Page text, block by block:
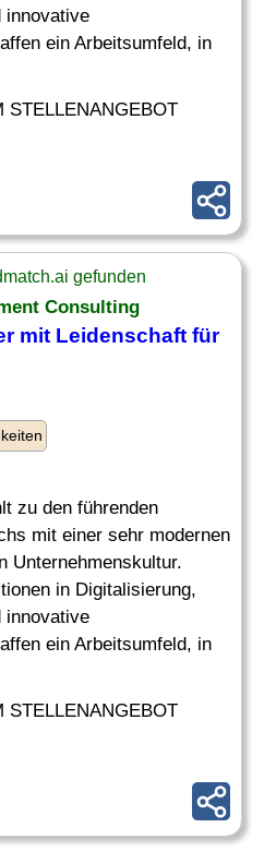
innovative
ein Arbeitsumfeld, in
STELLENANGEBOT
gefunden
Consulting
mit Leidenschaft für
zu den führenden
mit einer sehr modernen
Unternehmenskultur.
in Digitalisierung,
innovative
ein Arbeitsumfeld, in
STELLENANGEBOT